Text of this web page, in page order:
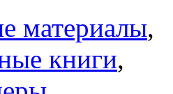
материалы,
книги,